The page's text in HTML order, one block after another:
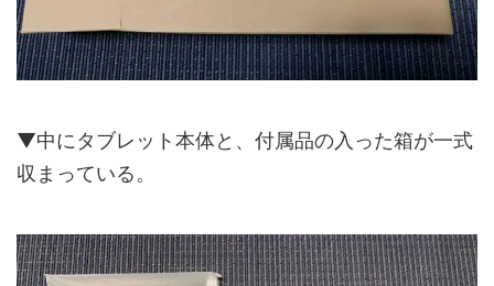
▼中にタブレット本体と、付属品の入った箱が一式
収まっている。